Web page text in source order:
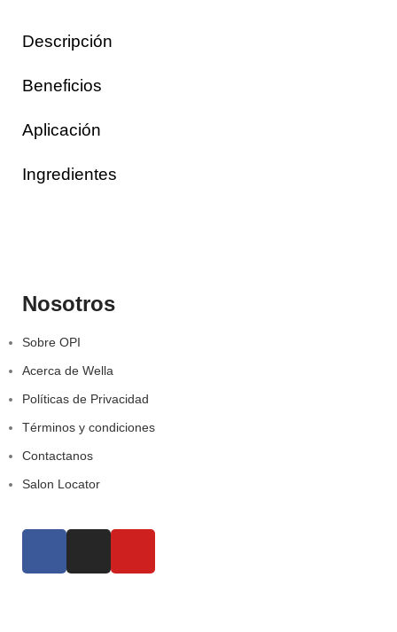
Descripción
Beneficios
Aplicación
Ingredientes
Nosotros
Sobre OPI
Acerca de Wella
Políticas de Privacidad
Términos y condiciones
Contactanos
Salon Locator